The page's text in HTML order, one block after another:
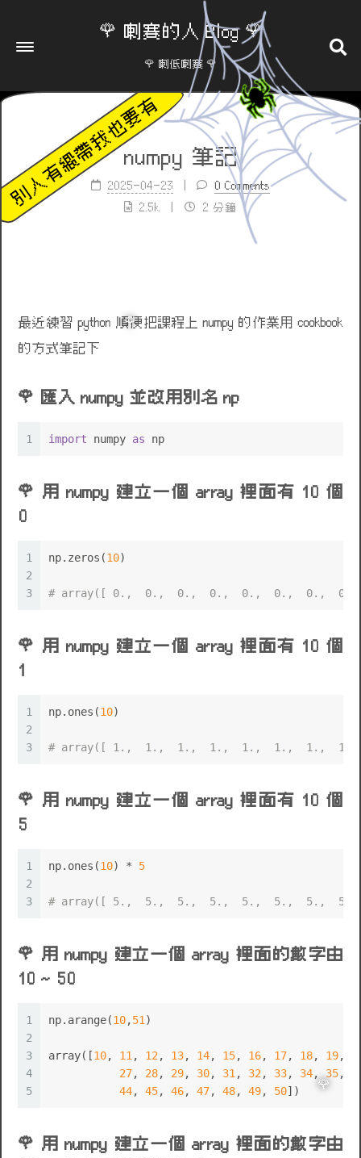
🌹 喇賽的人 Blog 🌹
🌹 喇低喇賽 🌹
numpy 筆記
2025-04-23
0 Comments
2.5k
2 分鐘
最近練習 python 順便把課程上 numpy 的作業用 cookbook
的方式筆記下
匯入 numpy 並改用別名 np
1 import numpy as np
用 numpy 建立一個 array 裡面有 10 個
0
1
2
3
np.zeros(10)
# array([ 0.,  0.,  0.,  0.,  0.,  0.,  0.,
用 numpy 建立一個 array 裡面有 10 個
1
1
2
3
np.ones(10)
# array([ 1.,  1.,  1.,  1.,  1.,  1.,  1.,
用 numpy 建立一個 array 裡面有 10 個
5
1
2
3
np.ones(10) * 5
# array([ 5.,  5.,  5.,  5.,  5.,  5.,  5.,
用 numpy 建立一個 array 裡面的數字由
10 ~ 50
1
2
3
4
5
np.arange(10,51 )
array([10, 11 , 12 , 13, 14, 15, 16, 17, 18, 19,
27, 28, 29, 30, 31 , 32 , 33, 34, 35,
44, 45, 46, 47, 48, 49, 50])
用 numpy 建立一個 array 裡面的數字由